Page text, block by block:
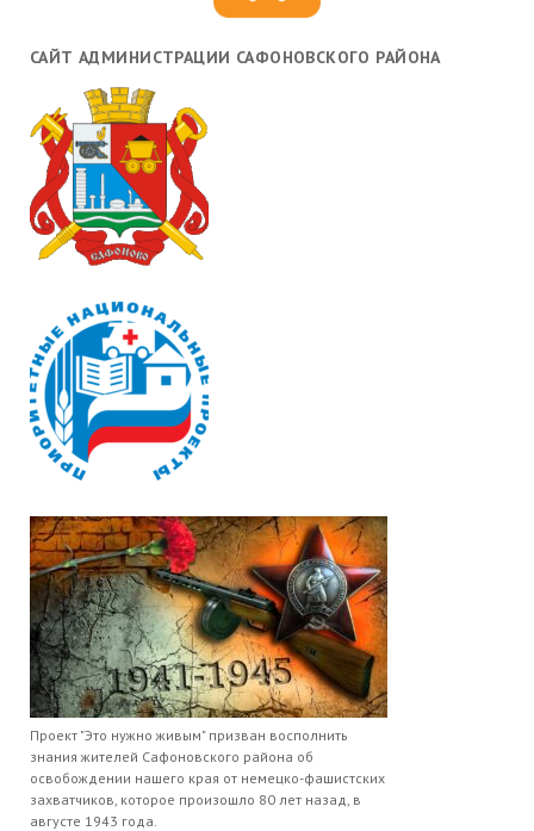
САЙТ АДМИНИСТРАЦИИ САФОНОВСКОГО РАЙОНА
Проект "Это нужно живым" призван восполнить
знания жителей Сафоновского района об
освобождении нашего края от немецко-фашистских
захватчиков, которое произошло 80 лет назад, в
августе 1943 года.